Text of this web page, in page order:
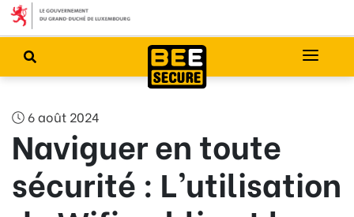
6 août 2024
Naviguer en toute
sécurité : L’utilisation